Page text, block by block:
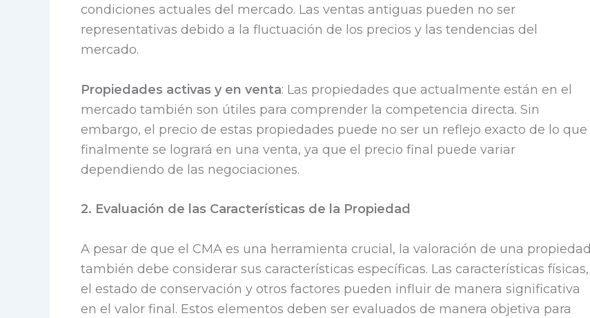
condiciones actuales del mercado. Las ventas antiguas pueden no ser
representativas debido a la fluctuación de los precios y las tendencias del
mercado.
Propiedades activas y en venta: Las propiedades que actualmente están en el
mercado también son útiles para comprender la competencia directa. Sin
embargo, el precio de estas propiedades puede no ser un reflejo exacto de lo que
finalmente se logrará en una venta, ya que el precio final puede variar
dependiendo de las negociaciones.
2. Evaluación de las Características de la Propiedad
A pesar de que el CMA es una herramienta crucial, la valoración de una propiedad
también debe considerar sus características específicas. Las características físicas,
el estado de conservación y otros factores pueden influir de manera significativa
en el valor final. Estos elementos deben ser evaluados de manera objetiva para